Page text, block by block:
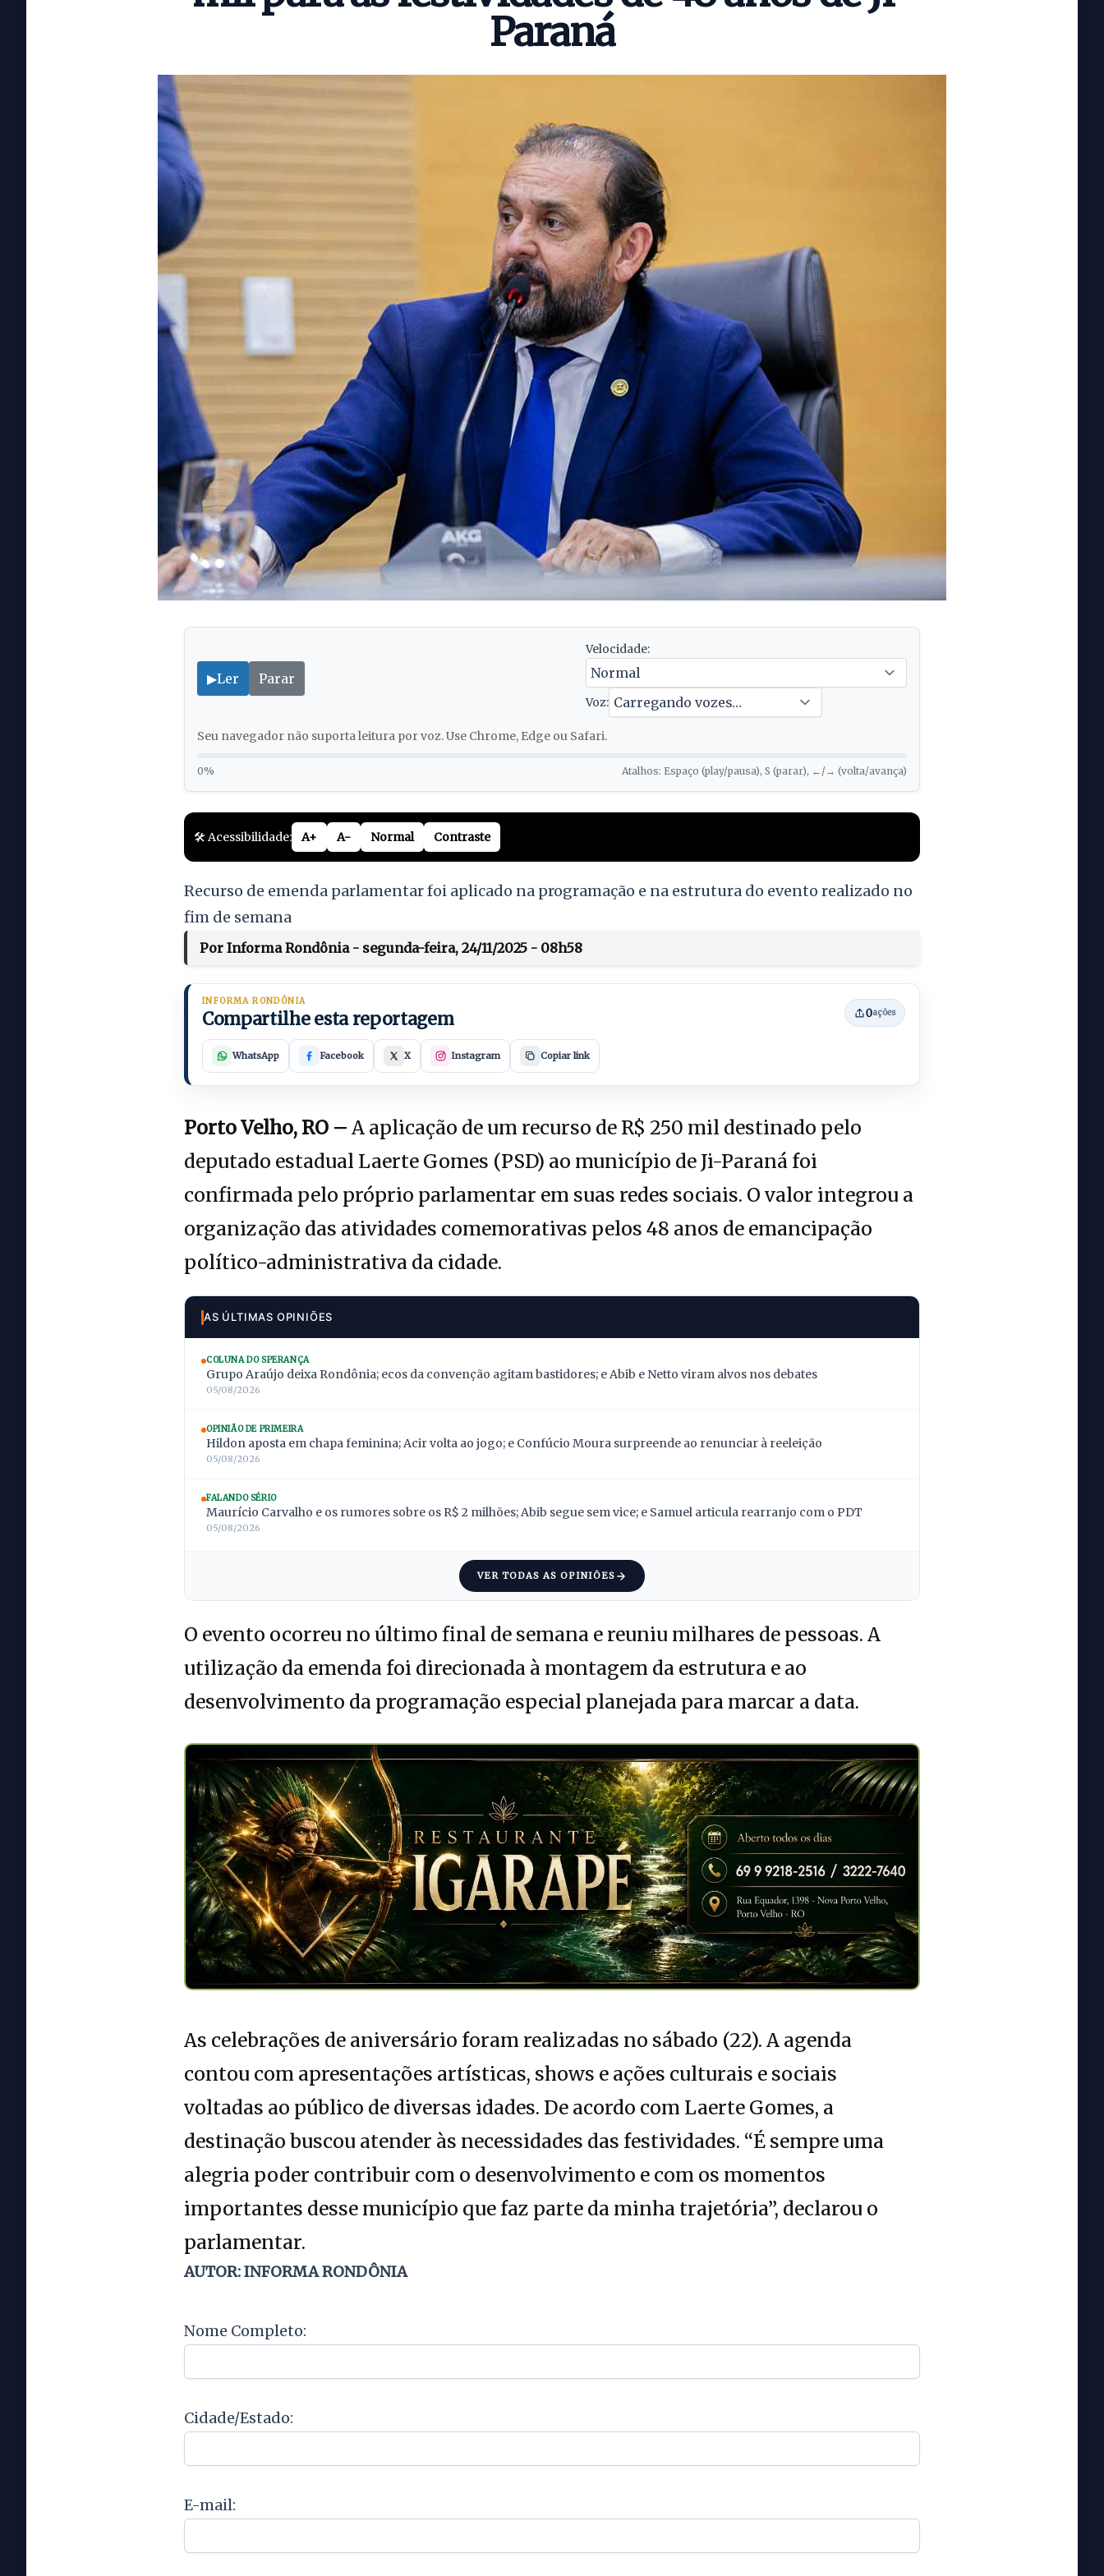
Paraná
▶Ler Parar
Velocidade:
Voz:
Seu navegador não suporta leitura por voz. Use Chrome, Edge ou Safari.
0% Atalhos: Espaço (play/pausa), S (parar), ←/→ (volta/avança)
🛠️ Acessibilidade: A+ A- Normal Contraste
Recurso de emenda parlamentar foi aplicado na programação e na estrutura do evento realizado no
fim de semana
Por Informa Rondônia - segunda-feira, 24/11/2025 - 08h58
INFORMA RONDÔNIA
Compartilhe esta reportagem 0ações
WhatsApp Facebook X Instagram Copiar link
Porto Velho, RO – A aplicação de um recurso de R$ 250 mil destinado pelo
deputado estadual Laerte Gomes (PSD) ao município de Ji-Paraná foi
confirmada pelo próprio parlamentar em suas redes sociais. O valor integrou a
organização das atividades comemorativas pelos 48 anos de emancipação
político-administrativa da cidade.
AS ÚLTIMAS OPINIÕES
COLUNA DO SPERANÇA
Grupo Araújo deixa Rondônia; ecos da convenção agitam bastidores; e Abib e Netto viram alvos nos debates
05/08/2026
OPINIÃO DE PRIMEIRA
Hildon aposta em chapa feminina; Acir volta ao jogo; e Confúcio Moura surpreende ao renunciar à reeleição
05/08/2026
FALANDO SÉRIO
Maurício Carvalho e os rumores sobre os R$ 2 milhões; Abib segue sem vice; e Samuel articula rearranjo com o PDT
05/08/2026
VER TODAS AS OPINIÕES
O evento ocorreu no último final de semana e reuniu milhares de pessoas. A
utilização da emenda foi direcionada à montagem da estrutura e ao
desenvolvimento da programação especial planejada para marcar a data.
As celebrações de aniversário foram realizadas no sábado (22). A agenda
contou com apresentações artísticas, shows e ações culturais e sociais
voltadas ao público de diversas idades. De acordo com Laerte Gomes, a
destinação buscou atender às necessidades das festividades. “É sempre uma
alegria poder contribuir com o desenvolvimento e com os momentos
importantes desse município que faz parte da minha trajetória”, declarou o
parlamentar.
AUTOR: INFORMA RONDÔNIA
Nome Completo:
Cidade/Estado:
E-mail: